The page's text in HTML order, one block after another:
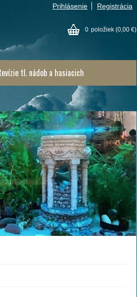
Prihlásenie Registrácia
0 položiek (0,00 €)
tl. nádob a hasiacich